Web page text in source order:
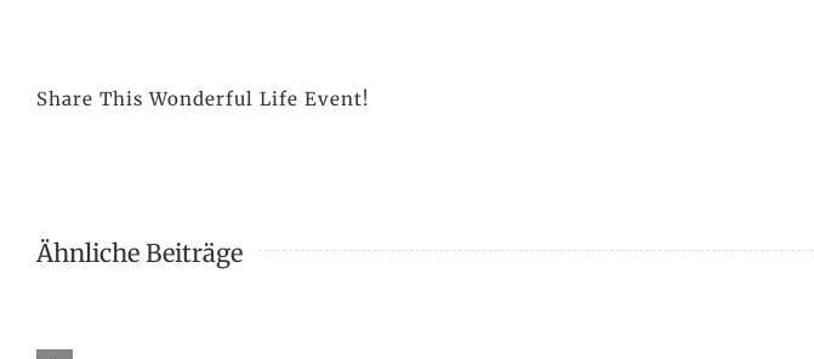
Share This Wonderful Life Event!
Ähnliche Beiträge